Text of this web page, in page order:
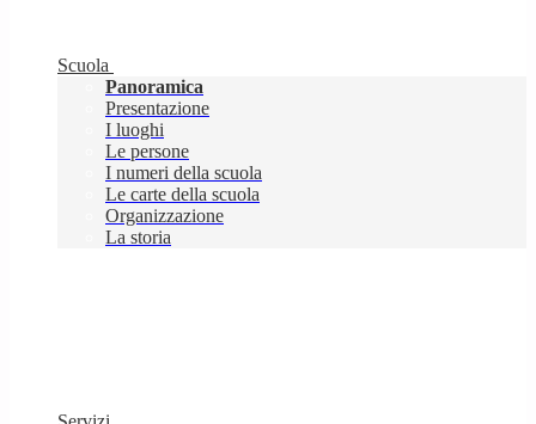
Scuola
Panoramica
Presentazione
I luoghi
Le persone
I numeri della scuola
Le carte della scuola
Organizzazione
La storia